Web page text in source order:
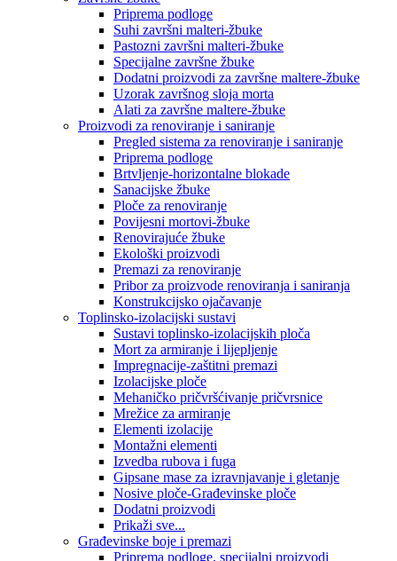
Priprema podloge
Suhi završni malteri-žbuke
Pastozni završni malteri-žbuke
Specijalne završne žbuke
Dodatni proizvodi za završne maltere-žbuke
Uzorak završnog sloja morta
Alati za završne maltere-žbuke
Proizvodi za renoviranje i saniranje
Pregled sistema za renoviranje i saniranje
Priprema podloge
Brtvljenje-horizontalne blokade
Sanacijske žbuke
Ploče za renoviranje
Povijesni mortovi-žbuke
Renovirajuće žbuke
Ekološki proizvodi
Premazi za renoviranje
Pribor za proizvode renoviranja i saniranja
Konstrukcijsko ojačavanje
Toplinsko-izolacijski sustavi
Sustavi toplinsko-izolacijskih ploča
Mort za armiranje i lijepljenje
Impregnacije-zaštitni premazi
Izolacijske ploče
Mehaničko pričvršćivanje pričvrsnice
Mrežice za armiranje
Elementi izolacije
Montažni elementi
Izvedba rubova i fuga
Gipsane mase za izravnjavanje i gletanje
Nosive ploče-Građevinske ploče
Dodatni proizvodi
Prikaži sve...
Građevinske boje i premazi
Priprema podloge, specijalni proizvodi